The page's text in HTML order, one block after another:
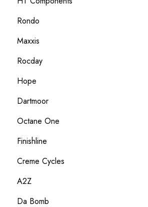
Rondo
Maxxis
Rocday
Hope
Dartmoor
Octane One
Finishline
Creme Cycles
A2Z
Da Bomb